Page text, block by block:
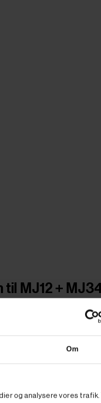
Om
og analysere vores trafik.
til MJ12 +